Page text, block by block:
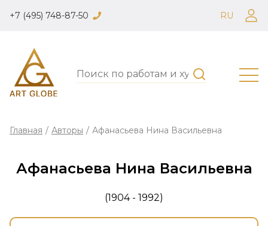
+7 (495) 748-87-50 RU
Главная / Авторы / Афанасьева Нина Васильевна
Афанасьева Нина Васильевна
(1904 - 1992)